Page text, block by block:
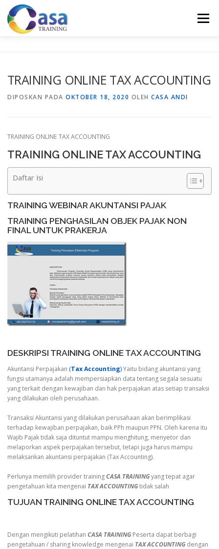
Lompat
konten
Menu
TRAINING ONLINE TAX ACCOUNTING
DIPOSKAN PADA OKTOBER 18, 2020 OLEH CASA ANDI
TRAINING ONLINE TAX ACCOUNTING
TRAINING ONLINE TAX ACCOUNTING
Daftar Isi
TRAINING WEBINAR AKUNTANSI PAJAK
TRAINING PENGHASILAN OBJEK PAJAK NON
FINAL UNTUK PRAKERJA
DESKRIPSI TRAINING ONLINE TAX ACCOUNTING
Akuntansi Perpajakan (Tax Accounting)Yaitu bidang akuntansi yang
fungsi utamanya adalah mempersiapkan data tentang segala sesuatu
yang terkait dengan kewajiban dan hak perpajakan atas setiap transaksi
yang dilakukan oleh perusahaan.
Transaksi Akuntansi yang dilakukan perusahaan akan berimplikasi
terhadap kewajiban perpajakan, baik PPh maupun PPN. Oleh karena itu
Wajib Pajak tidak saja dituntut mampu menghitung, menyetor dan
melaporkan aspek perpajakan tersebut, tetapi juga harus mampu
melaksankan akuntansi perpajakan (Tax Accounting).
Perlunya memilih provider trainingCASA TRAININGyang tepat agar
pengetahuan kita mengenai TAX ACCOUNTINGtidak salah
TUJUAN TRAINING ONLINE TAX ACCOUNTING
Dengan mengikuti pelatihan CASA TRAINING Peserta dapat berbagi
pengetahuan / sharing knowledge mengenai TAX ACCOUNTING dengan